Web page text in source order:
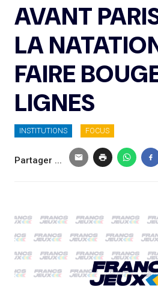
AVANT
LA
FAIRE
LIGNES
INSTITUTIONS FOCUS
Partager ...